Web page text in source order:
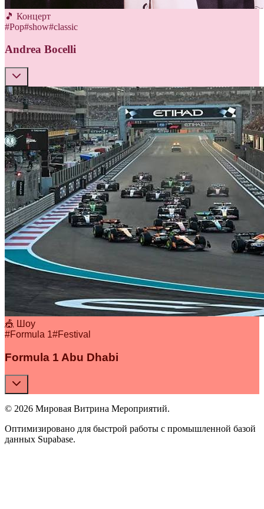
🎵 Концерт
#Pop#show#classic
Andrea Bocelli
🎪 Шоу
#Formula 1#Festival
Formula 1 Abu Dhabi
© 2026 Мировая Витрина Мероприятий.
Оптимизировано для быстрой работы с промышленной базой
данных Supabase.